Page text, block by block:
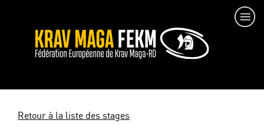
Retour à la liste des stages